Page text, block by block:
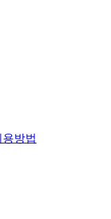
방법